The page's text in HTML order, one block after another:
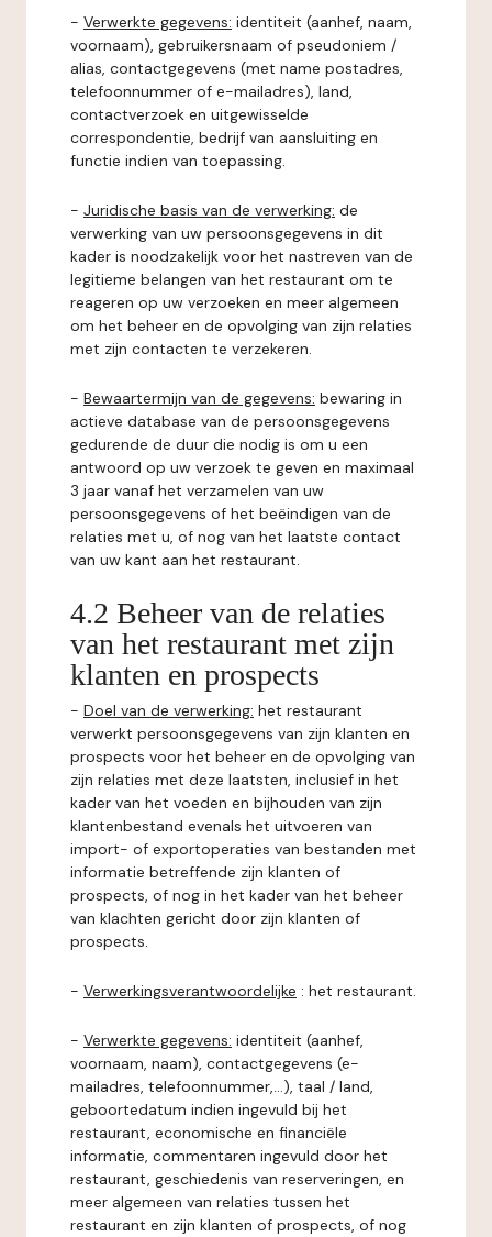
- Verwerkte gegevens: identiteit (aanhef, naam,
voornaam), gebruikersnaam of pseudoniem /
alias, contactgegevens (met name postadres,
telefoonnummer of e-mailadres), land,
contactverzoek en uitgewisselde
correspondentie, bedrijf van aansluiting en
functie indien van toepassing.
- Juridische basis van de verwerking: de
verwerking van uw persoonsgegevens in dit
kader is noodzakelijk voor het nastreven van de
legitieme belangen van het restaurant om te
reageren op uw verzoeken en meer algemeen
om het beheer en de opvolging van zijn relaties
met zijn contacten te verzekeren.
- Bewaartermijn van de gegevens: bewaring in
actieve database van de persoonsgegevens
gedurende de duur die nodig is om u een
antwoord op uw verzoek te geven en maximaal
3 jaar vanaf het verzamelen van uw
persoonsgegevens of het beëindigen van de
relaties met u, of nog van het laatste contact
van uw kant aan het restaurant.
4.2 Beheer van de relaties
van het restaurant met zijn
klanten en prospects
- Doel van de verwerking: het restaurant
verwerkt persoonsgegevens van zijn klanten en
prospects voor het beheer en de opvolging van
zijn relaties met deze laatsten, inclusief in het
kader van het voeden en bijhouden van zijn
klantenbestand evenals het uitvoeren van
import- of exportoperaties van bestanden met
informatie betreffende zijn klanten of
prospects, of nog in het kader van het beheer
van klachten gericht door zijn klanten of
prospects.
- Verwerkingsverantwoordelijke : het restaurant.
- Verwerkte gegevens: identiteit (aanhef,
voornaam, naam), contactgegevens (e-
mailadres, telefoonnummer,...), taal / land,
geboortedatum indien ingevuld bij het
restaurant, economische en financiële
informatie, commentaren ingevuld door het
restaurant, geschiedenis van reserveringen, en
meer algemeen van relaties tussen het
restaurant en zijn klanten of prospects, of nog